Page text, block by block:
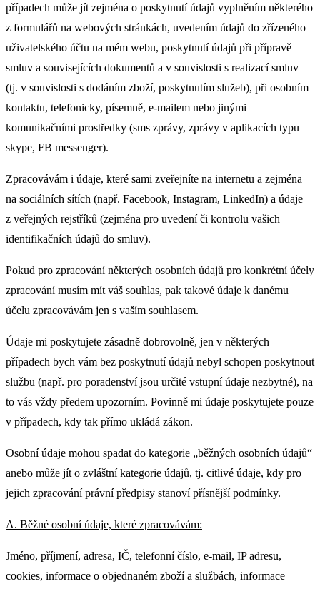
případech může jít zejména o poskytnutí údajů vyplněním některého
z formulářů na webových stránkách, uvedením údajů do zřízeného
uživatelského účtu na mém webu, poskytnutí údajů při přípravě
smluv a souvisejících dokumentů a v souvislosti s realizací smluv
(tj. v souvislosti s dodáním zboží, poskytnutím služeb), při osobním
kontaktu, telefonicky, písemně, e-mailem nebo jinými
komunikačními prostředky (sms zprávy, zprávy v aplikacích typu
skype, FB messenger).
Zpracovávám i údaje, které sami zveřejníte na internetu a zejména
na sociálních sítích (např. Facebook, Instagram, LinkedIn) a údaje
z veřejných rejstříků (zejména pro uvedení či kontrolu vašich
identifikačních údajů do smluv).
Pokud pro zpracování některých osobních údajů pro konkrétní účely
zpracování musím mít váš souhlas, pak takové údaje k danému
účelu zpracovávám jen s vaším souhlasem.
Údaje mi poskytujete zásadně dobrovolně, jen v některých
případech bych vám bez poskytnutí údajů nebyl schopen poskytnout
službu (např. pro poradenství jsou určité vstupní údaje nezbytné), na
to vás vždy předem upozorním. Povinně mi údaje poskytujete pouze
v případech, kdy tak přímo ukládá zákon.
Osobní údaje mohou spadat do kategorie „běžných osobních údajů“
anebo může jít o zvláštní kategorie údajů, tj. citlivé údaje, kdy pro
jejich zpracování právní předpisy stanoví přísnější podmínky.
A. Běžné osobní údaje, které zpracovávám:
Jméno, příjmení, adresa, IČ, telefonní číslo, e-mail, IP adresu,
cookies, informace o objednaném zboží a službách, informace